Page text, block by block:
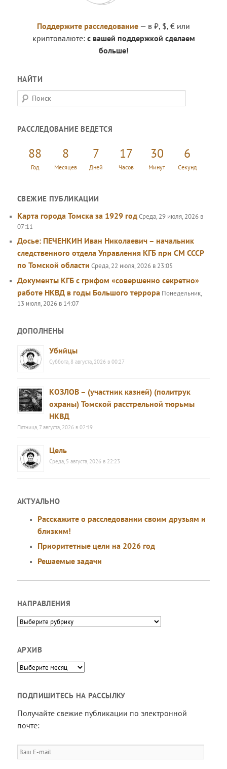
Поддержите расследование — в ₽, $, € или
криптовалюте: с вашей поддержкой сделаем
больше!
НАЙТИ
П
о
с
РАССЛЕДОВАНИЕ ВЕДЕТСЯ
88
Год
8
Месяцев
7
Дней
17
Часов
30
Минут
7
Секунд
СВЕЖИЕ ПУБЛИКАЦИИ
Карта города Томска за 1929 годСреда, 29 июля, 2026 в
07:11
Досье: ПЕЧЕНКИН Иван Николаевич – начальник
следственного отдела Управления КГБ при СМ СССР
по Томской области Среда, 22 июля, 2026 в 23:05
Документы КГБ с грифом «совершенно секретно»
работе НКВД в годы Большого террора Понедельник,
13 июля, 2026 в 14:07
ДОПОЛНЕНЫ
Убийцы
Суббота, 8 августа, 2026 в 00:27
КОЗЛОВ – (участник казней) (политрук
охраны) Томской расстрельной тюрьмы
НКВД
Пятница, 7 августа, 2026 в 02:19
Цель
Среда, 5 августа, 2026 в 22:23
АКТУАЛЬНО
Расскажите о расследовании своим друзьям и
близким!
Приоритетные цели на 2026 год
Решаемые задачи
НАПРАВЛЕНИЯ
Направления
АРХИВ
Архив
ПОДПИШИТЕСЬ НА РАССЫЛКУ
Получайте свежие публикации по электронной
почте:
Ваш
E-